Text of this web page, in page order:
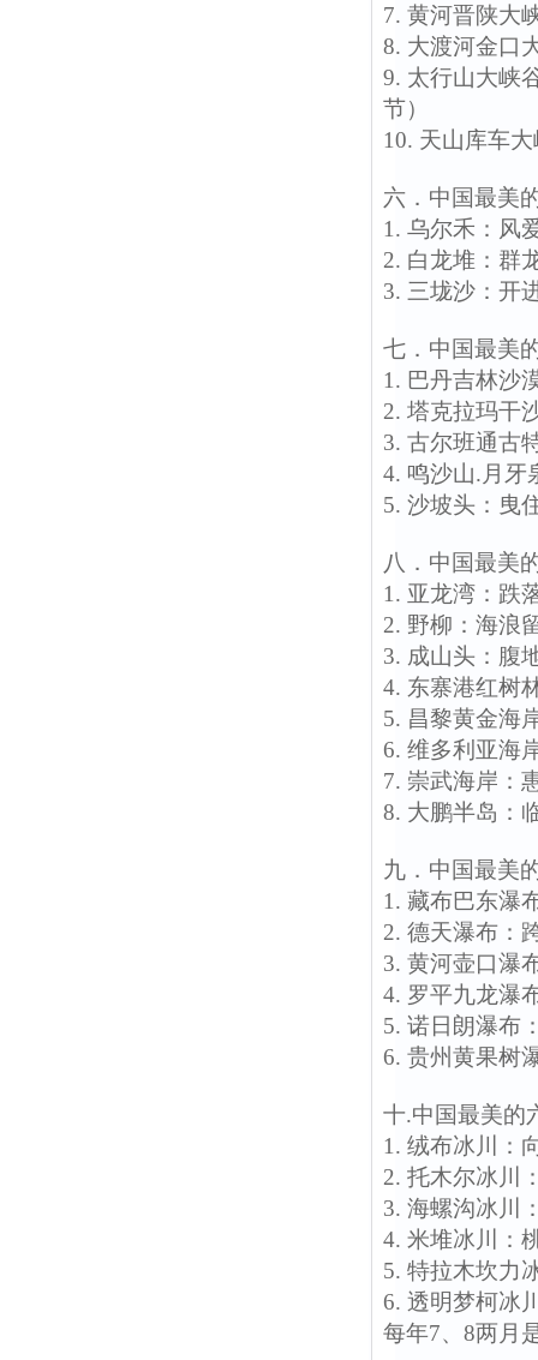
7. 黄河晋陕大
8. 大渡河金口
9. 太行山大峡
节）
10. 天山库车
六．中国最美
1. 乌尔禾：风
2. 白龙堆：群
3. 三垅沙：开
七．中国最美
1. 巴丹吉林沙
2. 塔克拉玛干
3. 古尔班通古
4. 鸣沙山.月牙
5. 沙坡头：曳
八．中国最美
1. 亚龙湾：跌
2. 野柳：海浪
3. 成山头：腹
4. 东寨港红树
5. 昌黎黄金海
6. 维多利亚海
7. 崇武海岸：
8. 大鹏半岛：
九．中国最美
1. 藏布巴东瀑
2. 德天瀑布：
3. 黄河壶口瀑
4. 罗平九龙瀑
5. 诺日朗瀑布
6. 贵州黄果树
十.中国最美的
1. 绒布冰川：
2. 托木尔冰川
3. 海螺沟冰川
4. 米堆冰川：
5. 特拉木坎力
6. 透明梦柯冰
每年7、8两月